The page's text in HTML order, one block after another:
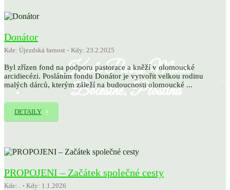
Kaple Panny Marie
Bolestné, Ploština
Donátor
Kde: Újezdská farnost Kdy: 23.2.2025
Byl zřízen fond na podporu pastorace a kněží v olomoucké
arcidiecézi. Posláním fondu Donátor je vytvořit velkou rodinu
malých dárců, kterým záleží na budoucnosti olomoucké ...
DETAILY
PROPOJENI – Začátek společné cesty
Kde: . Kdy: 1.1.2026